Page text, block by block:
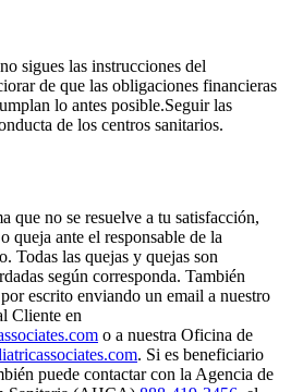
sigues las instrucciones del
de que las obligaciones financieras
lo antes posible.Seguir las
de los centros sanitarios.
que no se resuelve a tu satisfacción,
queja ante el responsable de la
Todas las quejas y quejas son
según corresponda. También
escrito enviando un email a nuestro
Cliente en
o a nuestra Oficina de
. Si es beneficiario
puede contactar con la Agencia de